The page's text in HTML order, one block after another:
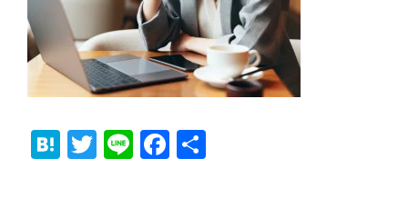
Hatena
Twitter
LineFacebook